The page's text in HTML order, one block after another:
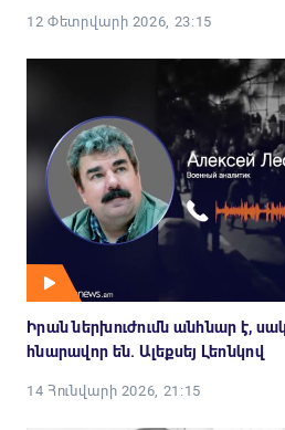
12 Փետրվարի 2026, 23:15
Իրան ներխուժումն անհնար է,
հնարավոր են. Ալեքսեյ Լեոնկով
14 Հունվարի 2026, 21:15